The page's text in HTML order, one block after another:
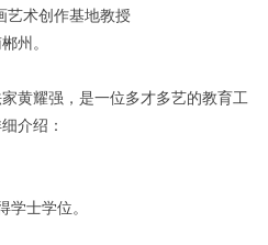
艺术创作基地教授
州。
黄耀强，是一位多才多艺的教育工
介绍：
学士学位。